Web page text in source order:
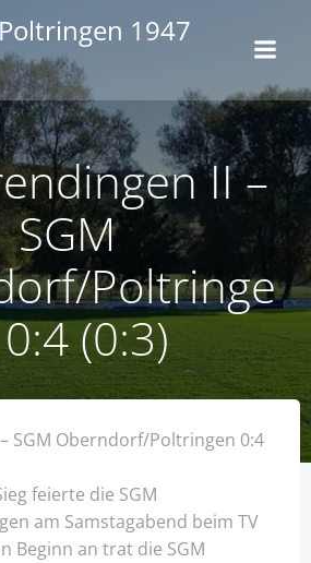
Inhalt
springen
1947
II –
SGM
Poltringe
(0:3)
SGM Oberndorf/Poltringen 0:4
feierte die SGM
am Samstagabend beim TV
Beginn an trat die SGM